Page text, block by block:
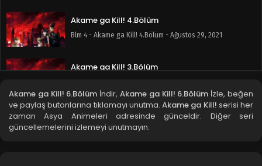
Akame ga Kill! 4.Bölüm
Blm 4 - Akame ga Kill! 4.Bölüm - Ağustos 29, 2021
Akame ga Kill! 3.Bölüm
Akame ga Kill! 2.Bölüm
Blm 2 - Akame ga Kill! 2.Bölüm - Ağustos 29, 2021
Akame ga Kill! 6.Bölüm İndir,Akame ga Kill! 6.Bölüm İzle, beğen
ve paylaş butonlarına tıklamayı unutma.Akame ga Kill! serisi her
zaman Asya Animeleri adresinde günceldir. Diğer seri
güncellemelerini izlemeyi unutmayın.